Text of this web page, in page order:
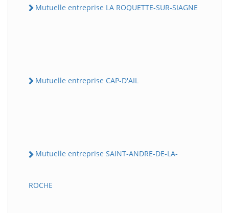
Mutuelle entreprise LA ROQUETTE-SUR-SIAGNE
Mutuelle entreprise CAP-D'AIL
Mutuelle entreprise SAINT-ANDRE-DE-LA-
ROCHE